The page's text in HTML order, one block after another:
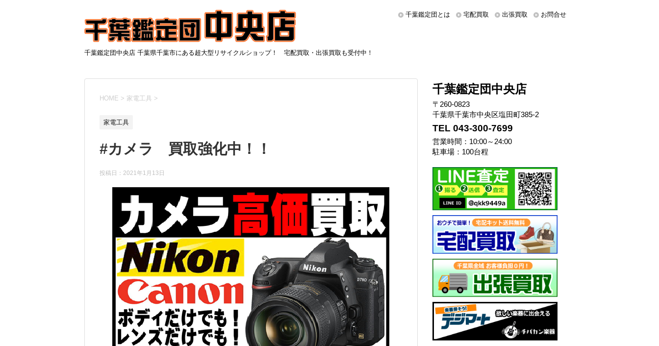
千葉鑑定団中央店 千葉県千葉市にある超大型リサイクルショップ！ 宅配買取・出張買取も受付中！
千葉鑑定団とは 宅配買取 出張買取 お問合せ
HOME > 家電工具 >
家電工具
#カメラ 買取強化中！！
投稿日： 2021年1月13日
千葉鑑定団中央店
〒260-0823
千葉県千葉市中央区塩田町385-2
TEL 043-300-7699
営業時間：10:00～24:00
駐車場：100台程